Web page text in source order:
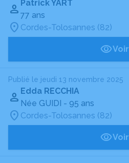
Patrick YART
77 ans
Cordes-Tolosannes (82)
Voir
Publié le jeudi 13 novembre 2025
Edda RECCHIA
Née GUIDI - 95 ans
Cordes-Tolosannes (82)
Voir